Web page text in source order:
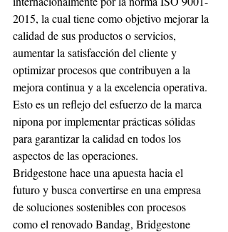
2015, la cual tiene como objetivo mejorar la
calidad de sus productos o servicios,
aumentar la satisfacción del cliente y
optimizar procesos que contribuyen a la
mejora continua y a la excelencia operativa.
Esto es un reflejo del esfuerzo de la marca
nipona por implementar prácticas sólidas
para garantizar la calidad en todos los
aspectos de las operaciones.
Bridgestone hace una apuesta hacia el
futuro y busca convertirse en una empresa
de soluciones sostenibles con procesos
como el renovado Bandag, Bridgestone